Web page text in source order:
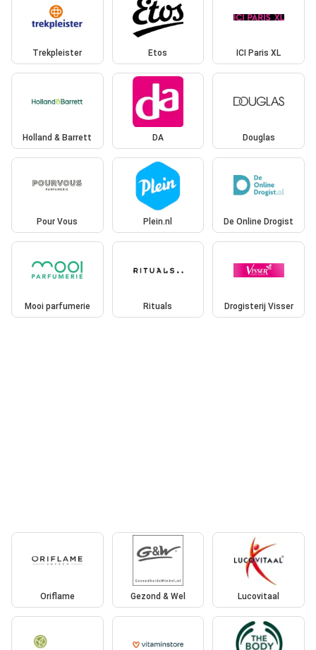
Trekpleister Etos ICI Paris XL
Holland & Barrett DA Douglas
Pour Vous Plein.nl De Online Drogist
Mooi parfumerie Rituals Drogisterij Visser
Oriflame Gezond & Wel Lucovitaal